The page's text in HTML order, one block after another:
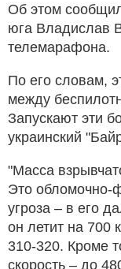
Об этом
юга Владислав
телемарафона.
По его словам,
между
Запускают эти
украинский
"Масса
Это обломочно-
угроза – в его
он летит на 700
310-320. Кроме
скорость – до